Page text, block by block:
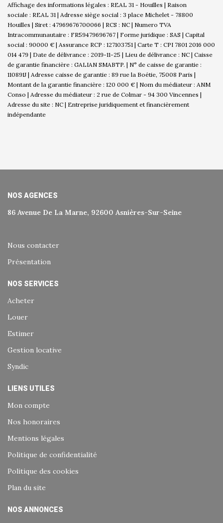
Affichage des informations légales : REAL 31 - Houilles | Raison
sociale : REAL 31 | Adresse siège social : 3 place Michelet - 78800
Houilles | Siret : 47969676700066 | RCS : NC | Numero TVA
Intracommunautaire : FR59479696767 | Forme juridique : SAS | Capital
social : 90000 € | Assurance RCP : 127103751 | Carte T : CPI 7801 2016 000
014 479 | Date de délivrance : 2019-11-25 | Lieu de délivrance : NC | Caisse
de garantie financière : GALIAN SMABTP. | N° de caisse de garantie :
110891J | Adresse caisse de garantie : 89 rue la Boétie, 75008 Paris |
Montant de la garantie financière : 120 000 € | Nom du médiateur : ANM
Conso | Adresse du médiateur : 2 rue de Colmar - 94 300 Vincennes |
Adresse du site : NC | Entreprise juridiquement et financièrement
indépendante
NOS AGENCES
86 Avenue De La Marne, 92600 Asnières-Sur-Seine
Nous contacter
Présentation
NOS SERVICES
Acheter
Louer
Estimer
Gestion locative
Syndic
LIENS UTILES
Mon compte
Nos honoraires
Mentions légales
Politique de confidentialité
Politique des cookies
Plan du site
NOS ANNONCES